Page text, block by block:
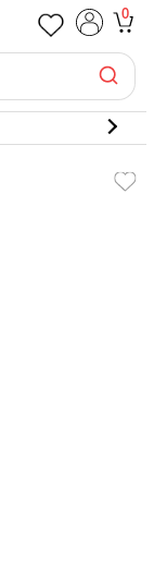
0
T1 82t